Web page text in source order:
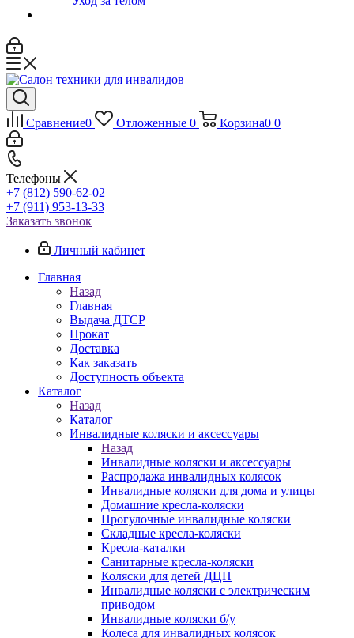
Сравнение0 Отложенные 0 Корзина0 0
Телефоны
+7 (812) 590-62-02
+7 (911) 953-13-33
Заказать звонок
Личный кабинет
Главная
Назад
Главная
Выдача ДТСР
Прокат
Доставка
Как заказать
Доступность объекта
Каталог
Назад
Каталог
Инвалидные коляски и аксессуары
Назад
Инвалидные коляски и аксессуары
Распродажа инвалидных колясок
Инвалидные коляски для дома и улицы
Домашние кресла-коляски
Прогулочные инвалидные коляски
Складные кресла-коляски
Кресла-каталки
Санитарные кресла-коляски
Коляски для детей ДЦП
Инвалидные коляски с электрическим
приводом
Инвалидные коляски б/у
Колеса для инвалидных колясок